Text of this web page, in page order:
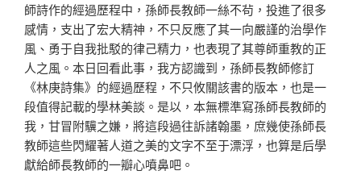
師詩作的經過歷程中，孫師長教師一絲不茍，投進了很多
感情，支出了宏大精神，不只反應了其一向嚴謹的治學作
風、勇于自我批駁的律己精力，也表現了其尊師重教的正
人之風。本日回看此事，我方認識到，孫師長教師修訂
《林庚詩集》的經過歷程，不只攸關該書的版本，也是一
段值得記載的學林美談。是以，本無標準寫孫師長教師的
我，甘冒附驥之嫌，將這段過往訴諸翰墨，庶幾使孫師長
教師這些閃耀著人道之美的文字不至于漂浮，也算是后學
獻給師長教師的一瓣心噴鼻吧。